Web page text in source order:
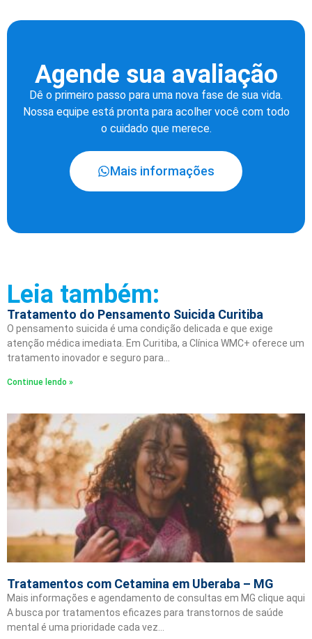
Agende sua avaliação
Dê o primeiro passo para uma nova fase de sua vida.
Nossa equipe está pronta para acolher você com todo
o cuidado que merece.
Mais informações
Leia também:
Tratamento do Pensamento Suicida Curitiba
O pensamento suicida é uma condição delicada e que exige
atenção médica imediata. Em Curitiba, a Clínica WMC+ oferece um
tratamento inovador e seguro para…
Continue lendo »
Tratamentos com Cetamina em Uberaba – MG
Mais informações e agendamento de consultas em MG clique aqui
A busca por tratamentos eficazes para transtornos de saúde
mental é uma prioridade cada vez…